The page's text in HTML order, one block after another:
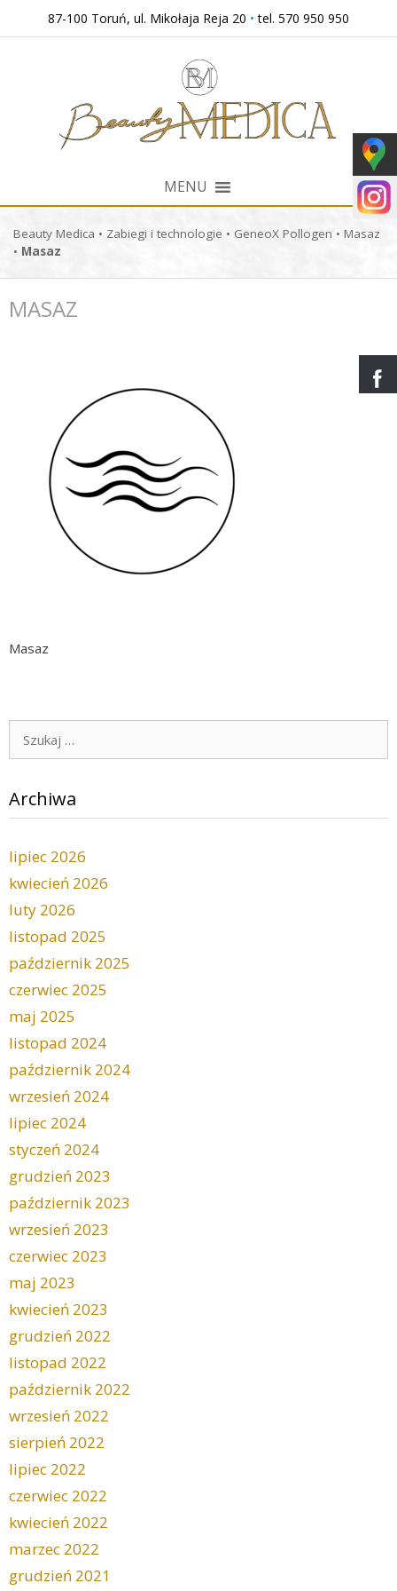
87-100 Toruń, ul. Mikołaja Reja 20 • tel. 570 950 950
MENU
Beauty Medica • Zabiegi i technologie • GeneoX Pollogen • Masaz
• Masaz
MASAZ
Masaz
Szukaj:
Archiwa
lipiec 2026
kwiecień 2026
luty 2026
listopad 2025
październik 2025
czerwiec 2025
maj 2025
listopad 2024
październik 2024
wrzesień 2024
lipiec 2024
styczeń 2024
grudzień 2023
październik 2023
wrzesień 2023
czerwiec 2023
maj 2023
kwiecień 2023
grudzień 2022
listopad 2022
październik 2022
wrzesień 2022
sierpień 2022
lipiec 2022
czerwiec 2022
kwiecień 2022
marzec 2022
grudzień 2021